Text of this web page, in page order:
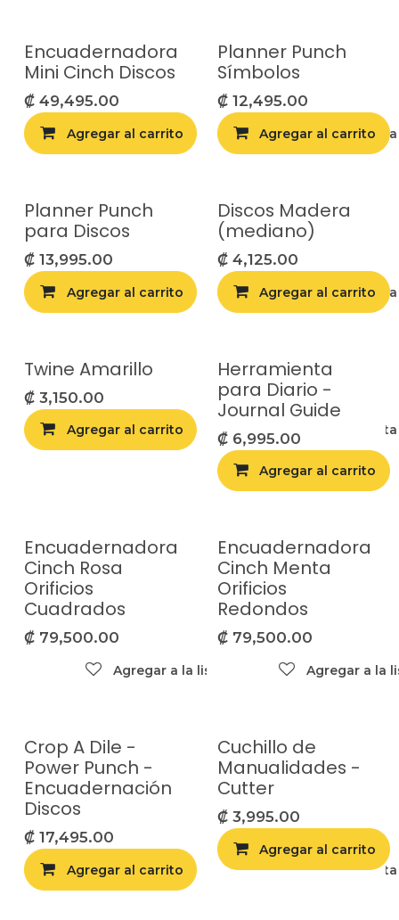
Encuadernadora
Mini Cinch Discos
₡ 49,495.00
Agregar al carrito Agregar a la
Planner Punch
Símbolos
₡ 12,495.00
Agregar al carrito
Planner Punch
para Discos
₡ 13,995.00
Agregar al carrito Agregar a la
Discos Madera
(mediano)
₡ 4,125.00
Agregar al carrito
Twine Amarillo
₡ 3,150.00
Agregar al carrito Agregar a la
Herramienta
para Diario -
Journal Guide
₡ 6,995.00
Agregar al carrito
Agotado
Encuadernadora
Cinch Rosa
Orificios
Cuadrados
₡ 79,500.00
Agregar a la lista de deseos
Agotado
Encuadernadora
Cinch Menta
Orificios
Redondos
₡ 79,500.00
Agregar a la
Crop A Dile -
Power Punch -
Encuadernación
Discos
₡ 17,495.00
Agregar al carrito Agregar a la
Cuchillo de
Manualidades -
Cutter
₡ 3,995.00
Agregar al carrito